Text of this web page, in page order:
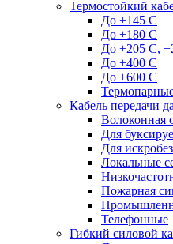
Термостойкий
До +145 С
До +180 C
До +205 С,
До +400 C
До +600 С
Кабель передачи
Волоконная
Для
Для
Локальные
Пожарная
Телефонные
Гибкий силовой